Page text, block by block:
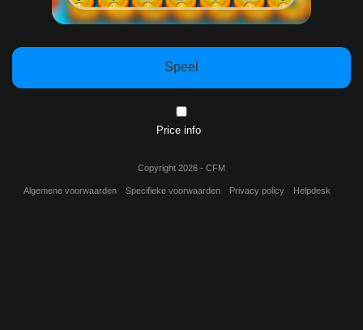
Speel
Price info
Copyright 2026 - CFM
Algemene voorwaarden Specifieke voorwaarden Privacy policy Helpdesk